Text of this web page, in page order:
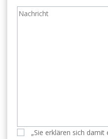
„Sie erklären sich